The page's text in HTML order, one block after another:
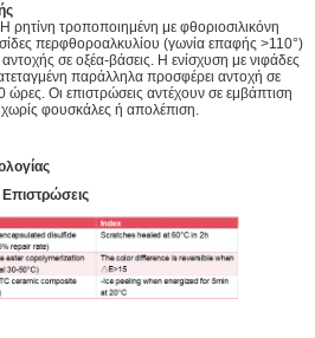
τροποποιημένη με φθοριοσιλικόνη
περφθοροαλκυλίου (γωνία επαφής >110°)
σε οξέα-βάσεις. Η ενίσχυση με νιφάδες
παράλληλα προσφέρει αντοχή σε
Οι επιστρώσεις αντέχουν σε εμβάπτιση
φουσκάλες ή απολέπιση.